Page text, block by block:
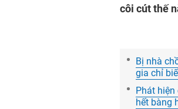
côi cút thế
Bị nhà
gia chỉ
Phát
hết bàng